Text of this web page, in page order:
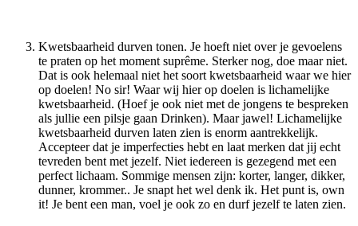
Kwetsbaarheid durven tonen. Je hoeft niet over je gevoelens
te praten op het moment suprême. Sterker nog, doe maar niet.
Dat is ook helemaal niet het soort kwetsbaarheid waar we hier
op doelen! No sir! Waar wij hier op doelen is lichamelijke
kwetsbaarheid. (Hoef je ook niet met de jongens te bespreken
als jullie een pilsje gaan Drinken). Maar jawel! Lichamelijke
kwetsbaarheid durven laten zien is enorm aantrekkelijk.
Accepteer dat je imperfecties hebt en laat merken dat jij echt
tevreden bent met jezelf. Niet iedereen is gezegend met een
perfect lichaam. Sommige mensen zijn: korter, langer, dikker,
dunner, krommer.. Je snapt het wel denk ik. Het punt is, own
it! Je bent een man, voel je ook zo en durf jezelf te laten zien.